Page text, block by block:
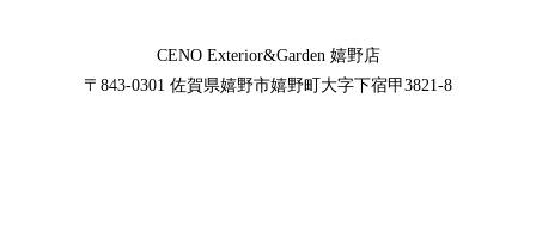
CENO Exterior&Garden嬉野店
〒843-0301 佐賀県嬉野市嬉野町大字下宿甲3821-8